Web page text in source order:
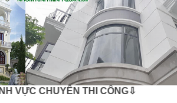
CHUYÊN THI CÔNG⇩